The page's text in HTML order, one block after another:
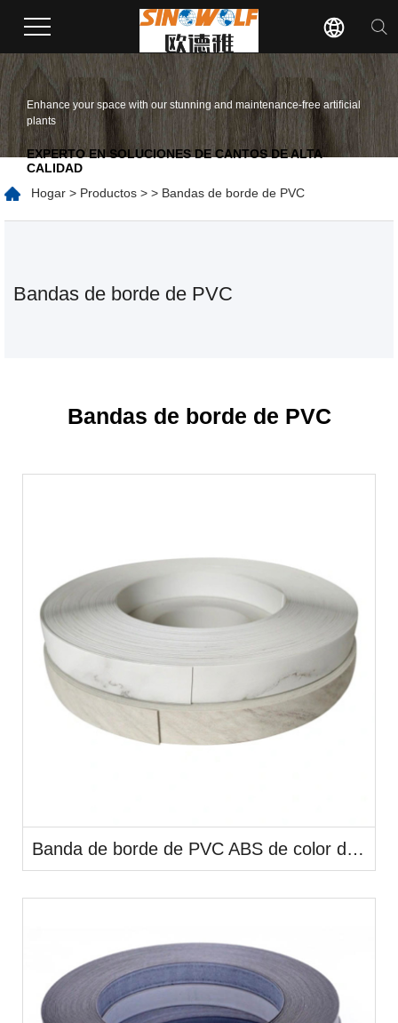
Enhance your space with our stunning and maintenance-free artificial
plants
EXPERTO EN SOLUCIONES DE CANTOS DE ALTA
CALIDAD
Hogar > Productos > > Bandas de borde de PVC
Bandas de borde de PVC
Bandas de borde de PVC
Banda de borde de PVC ABS de color de piedra